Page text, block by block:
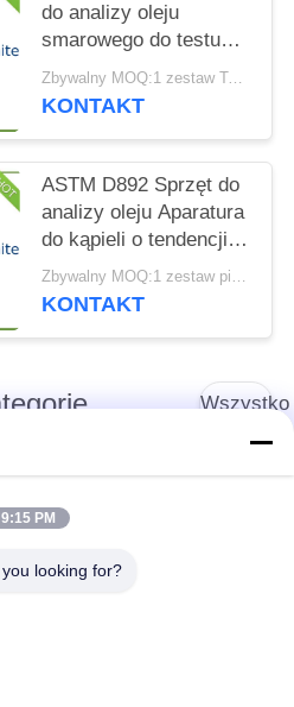
do analizy oleju
smarowego do testu
właściwości
ekstremalnego
Zbywalny MOQ:1 zestaw Tester właściwości ekstremalnego ciśnienia
KONTAKT
ASTM D892 Sprzęt do
analizy oleju Aparatura
do kąpieli o tendencji
spieniania z chłodnicą Zbywalny MOQ:1 zestaw pieniącej się kąpieli z tendencją do pienienia
KONTAKT
Wszystko
Sprzęt do testowania
oleju
Maszyna do
9:15 PM
looking for?